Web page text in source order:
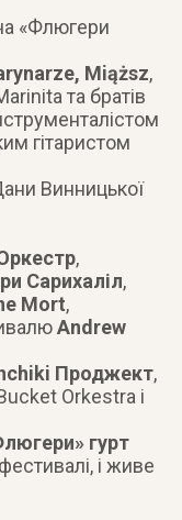
«Флюгери
Miąższ,
та братів
гітаристом
Винницької
,
Сарихаліл,
Mort,
Andrew
Проджект,
Orkestra і
гурт
і живе